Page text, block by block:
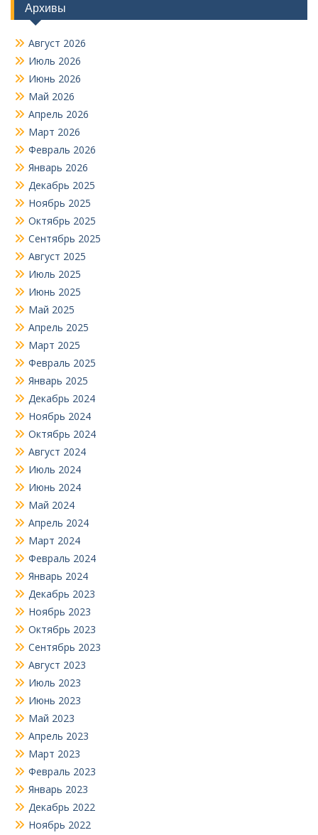
Архивы
Август 2026
Июль 2026
Июнь 2026
Май 2026
Апрель 2026
Март 2026
Февраль 2026
Январь 2026
Декабрь 2025
Ноябрь 2025
Октябрь 2025
Сентябрь 2025
Август 2025
Июль 2025
Июнь 2025
Май 2025
Апрель 2025
Март 2025
Февраль 2025
Январь 2025
Декабрь 2024
Ноябрь 2024
Октябрь 2024
Август 2024
Июль 2024
Июнь 2024
Май 2024
Апрель 2024
Март 2024
Февраль 2024
Январь 2024
Декабрь 2023
Ноябрь 2023
Октябрь 2023
Сентябрь 2023
Август 2023
Июль 2023
Июнь 2023
Май 2023
Апрель 2023
Март 2023
Февраль 2023
Январь 2023
Декабрь 2022
Ноябрь 2022